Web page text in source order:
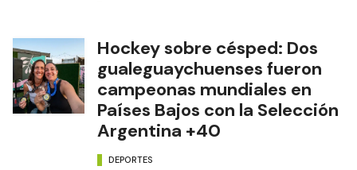
Hockey sobre césped: Dos
gualeguaychuenses fueron
campeonas mundiales en
Países Bajos con la Selección
Argentina +40
DEPORTES